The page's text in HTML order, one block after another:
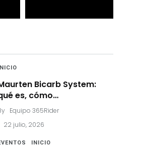
Bicarb System:
es, cómo…
Equipo 365Rider
22 julio, 2026
INICIO